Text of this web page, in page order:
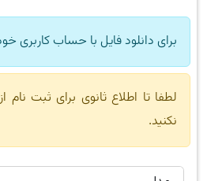
برای دانلود فایل با حساب کاربری
نکنید.